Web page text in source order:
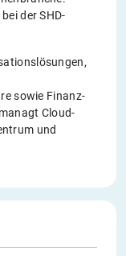
der SHD-
sowie Finanz-
Cloud-
und